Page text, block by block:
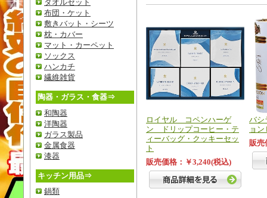
タオルセット
布団・ケット
敷きバット・シーツ
枕・カバー
マット・カーペット
ソックス
ハンカチ
繊維雑貨
陶器・ガラス・食器⇒
和陶器
洋陶器
ガラス製品
金属食器
漆器
キッチン用品⇒
鍋類
ロイヤル コペンハーゲ
ン ドリップコーヒー・テ
ィーバッグ・クッキーセッ
ト
販売価格：￥3,240(税込)
バ
ョ
販売